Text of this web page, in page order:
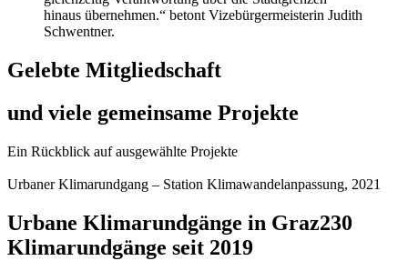
hinaus übernehmen.“ betont Vizebürgermeisterin Judith
Schwentner.
Gelebte Mitgliedschaft
und viele gemeinsame Projekte
Ein Rückblick auf ausgewählte Projekte
Urbaner Klimarundgang – Station Klimawandelanpassung, 2021
Urbane Klimarundgänge in Graz230
Klimarundgänge seit 2019